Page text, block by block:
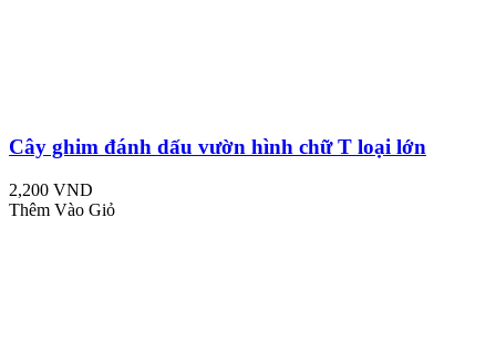
Cây ghim đánh dấu vườn hình chữ T loại lớn
2,200 VND
Thêm Vào Giỏ